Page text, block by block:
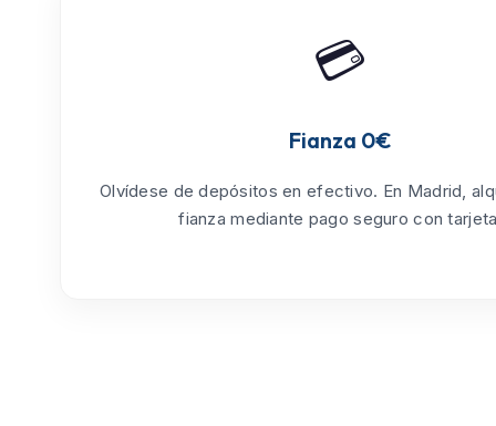
💳
Fianza 0€
Olvídese de depósitos en efectivo. En Madrid,
fianza mediante pago seguro con